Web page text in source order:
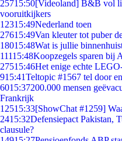
25715:50[Videoland] B&B vol
vooruitkijkers
12315:49Nederland toen
27615:49Van kleuter tot puber
18015:48Wat is jullie
11115:48Koopzegels sparen bij
27515:46Het enige echte
915:41Teltopic #1567 tel door
6015:37200.000 mensen
Frankrijk
12515:33[ShowChat #1259]
2415:32Defensiepact Pakistan,
clausule?